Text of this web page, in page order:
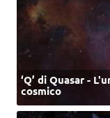
‘Q’ di Quasar -
cosmico